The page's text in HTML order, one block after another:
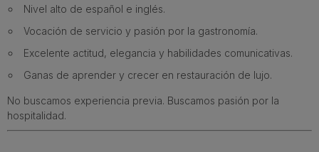
Nivel alto de español e inglés.
Vocación de servicio y pasión por la gastronomía.
Excelente actitud, elegancia y habilidades comunicativas.
Ganas de aprender y crecer en restauración de lujo.
No buscamos experiencia previa. Buscamos pasión por la
hospitalidad.